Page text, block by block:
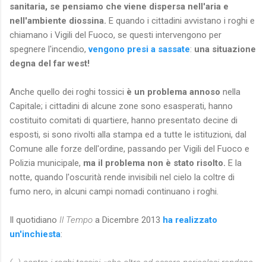
sanitaria, se pensiamo che viene dispersa nell'aria e
nell'ambiente diossina. E quando i cittadini avvistano i roghi e
chiamano i Vigili del Fuoco, se questi intervengono per
spegnere l'incendio,vengono presi a sassate: una situazione
degna del far west!
Anche quello dei roghi tossici è un problema annoso nella
Capitale; i cittadini di alcune zone sono esasperati, hanno
costituito comitati di quartiere, hanno presentato decine di
esposti, si sono rivolti alla stampa ed a tutte le istituzioni, dal
Comune alle forze dell'ordine, passando per Vigili del Fuoco e
Polizia municipale, ma il problema non è stato risolto. E la
notte, quando l'oscurità rende invisibili nel cielo la coltre di
fumo nero, in alcuni campi nomadi continuano i roghi.
Il quotidiano Il Tempo a Dicembre 2013 ha realizzato
un'inchiesta: